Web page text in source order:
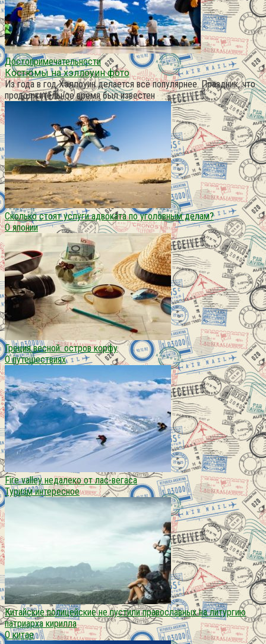
Достопримечательности
Костюмы на хэллоуин фото
Из года в год Хэллоуин делается всё популярнее. Праздник, что
продолжительное время был известен
Сколько стоят услуги адвоката по уголовным делам?
О японии
Греция весной: остров корфу
О путешествиях
Fire valley недалеко от лас-вегаса
Туризм интересное
Китайские полицейские не пустили православных на литургию
патриарха кирилла
О китае